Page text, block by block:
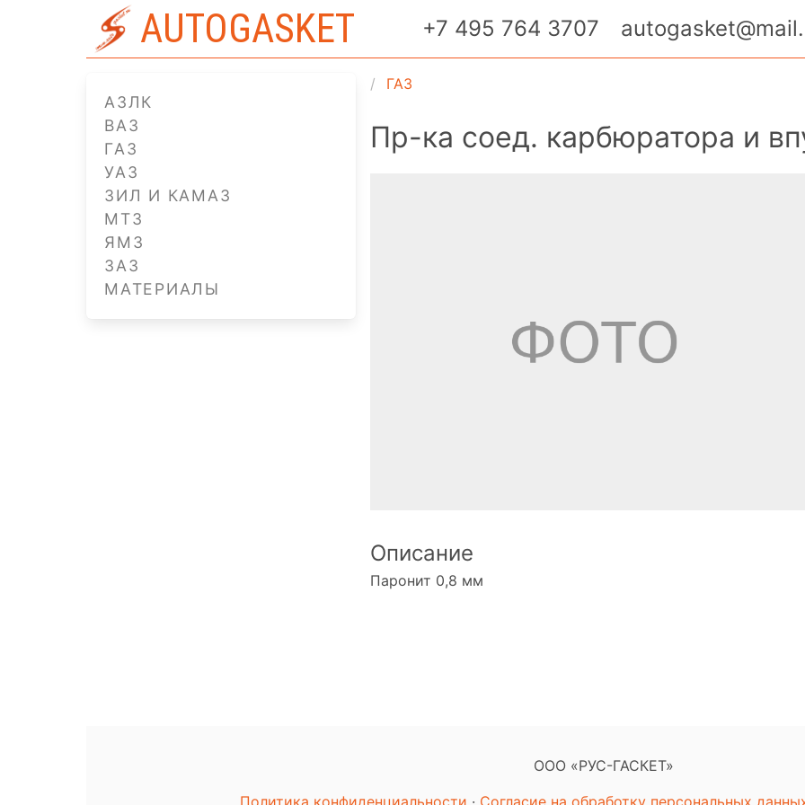
AUTOGASKET +7 495 764 3707
АЗЛК
ВАЗ
ГАЗ
УАЗ
ЗИЛ И КАМАЗ
МТЗ
ЯМЗ
ЗАЗ
МАТЕРИАЛЫ
ГАЗ
Пр-ка соед. карбюратора и
Описание
Паронит 0,8 мм
ООО «РУС-ГАСКЕТ»
Политика конфиденциальности · Согласие на обработку персональных